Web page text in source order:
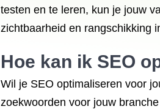
testen en te leren, kun je jouw
zichtbaarheid en rangschikking
Hoe kan ik SEO
Wil je SEO optimaliseren voor
zoekwoorden voor jouw